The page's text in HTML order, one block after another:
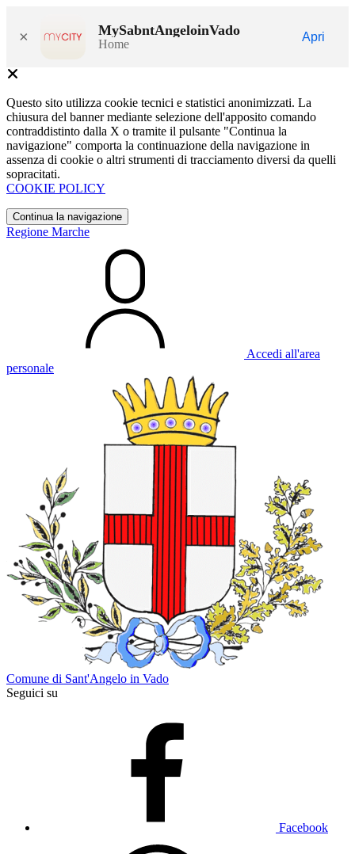
× MySabntAngeloinVado
Home
Apri
Questo sito utilizza cookie tecnici e statistici anonimizzati. La
chiusura del banner mediante selezione dell'apposito comando
contraddistinto dalla X o tramite il pulsante "Continua la
navigazione" comporta la continuazione della navigazione in
assenza di cookie o altri strumenti di tracciamento diversi da quelli
sopracitati.
COOKIE POLICY
Continua la navigazione
Regione Marche
Accedi all'area
personale
Comune di Sant'Angelo in Vado
Seguici su
Facebook